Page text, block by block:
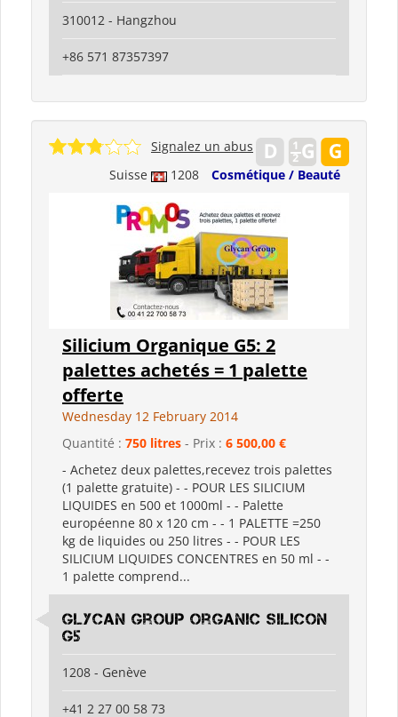
310012 - Hangzhou
+86 571 87357397
Suisse 1208 Cosmétique / Beauté
Signalez un abus
Silicium Organique G5: 2
palettes achetés = 1 palette
offerte
Wednesday 12 February 2014
Quantité : 750 litres - Prix : 6 500,00 €
- Achetez deux palettes,recevez trois palettes
(1 palette gratuite) - - POUR LES SILICIUM
LIQUIDES en 500 et 1000ml - - Palette
européenne 80 x 120 cm - - 1 PALETTE =250
kg de liquides ou 250 litres - - POUR LES
SILICIUM LIQUIDES CONCENTRES en 50 ml - -
1 palette comprend...
Glycan Group Organic Silicon
G5
1208 - Genève
+41 2 27 00 58 73